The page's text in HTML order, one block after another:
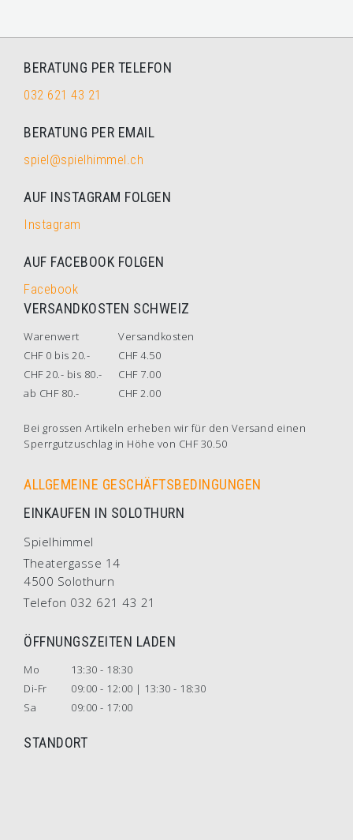
BERATUNG PER TELEFON
032 621 43 21
BERATUNG PER EMAIL
spiel@spielhimmel.ch
AUF INSTAGRAM FOLGEN
Instagram
AUF FACEBOOK FOLGEN
Facebook
VERSANDKOSTEN SCHWEIZ
Warenwert
Versandkosten
CHF 0 bis 20.-
CHF 4.50
CHF 20.- bis 80.-
CHF 7.00
ab CHF 80.-
CHF 2.00
Bei grossen Artikeln erheben wir für den Versand einen
Sperrgutzuschlag in Höhe von CHF 30.50
ALLGEMEINE GESCHÄFTSBEDINGUNGEN
EINKAUFEN IN SOLOTHURN
Spielhimmel
Theatergasse 14
4500 Solothurn
Telefon 032 621 43 21
ÖFFNUNGSZEITEN LADEN
Mo
13:30 - 18:30
Di-Fr
09:00 - 12:00 | 13:30 - 18:30
Sa
09:00 - 17:00
STANDORT